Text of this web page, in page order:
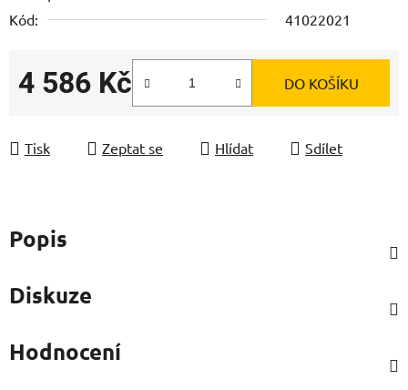
Kód:
41022021
4 586 Kč DO KOŠÍKU
Tisk Zeptat se Hlídat Sdílet
Popis
Diskuze
Hodnocení